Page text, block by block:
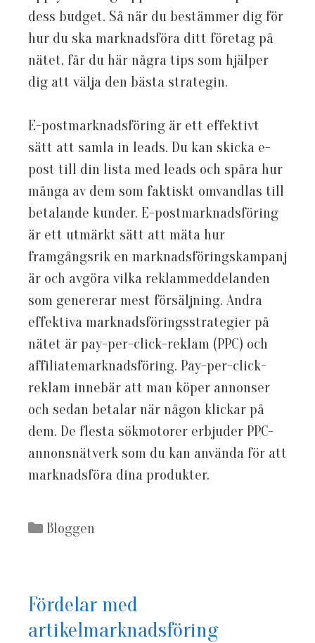
dess budget. Så när du bestämmer dig för
hur du ska marknadsföra ditt företag på
nätet, får du här några tips som hjälper
dig att välja den bästa strategin.
E-postmarknadsföring är ett effektivt
sätt att samla in leads. Du kan skicka e-
post till din lista med leads och spåra hur
många av dem som faktiskt omvandlas till
betalande kunder. E-postmarknadsföring
är ett utmärkt sätt att mäta hur
framgångsrik en marknadsföringskampanj
är och avgöra vilka reklammeddelanden
som genererar mest försäljning. Andra
effektiva marknadsföringsstrategier på
nätet är pay-per-click-reklam (PPC) och
affiliatemarknadsföring. Pay-per-click-
reklam innebär att man köper annonser
och sedan betalar när någon klickar på
dem. De flesta sökmotorer erbjuder PPC-
annonsnätverk som du kan använda för att
marknadsföra dina produkter.
Kategorier
Bloggen
Fördelar med
artikelmarknadsföring